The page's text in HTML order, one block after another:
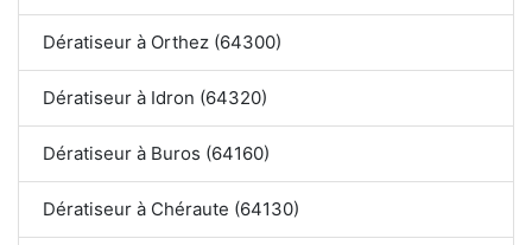
Dératiseur à Orthez (64300)
Dératiseur à Idron (64320)
Dératiseur à Buros (64160)
Dératiseur à Chéraute (64130)